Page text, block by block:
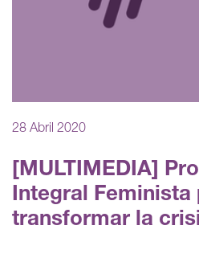
28 Abril 2020
[MULTIMEDIA]
Integral Feminista
transformar la